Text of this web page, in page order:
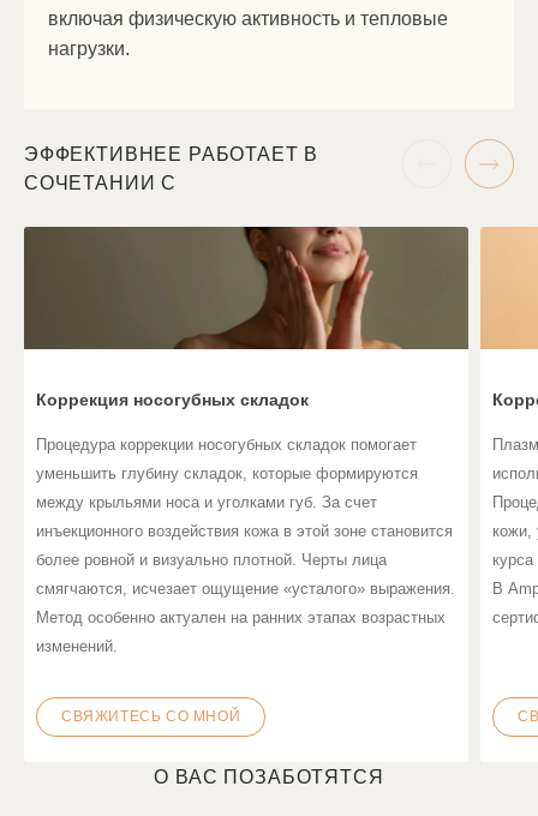
включая физическую активность и тепловые
нагрузки.
О ВАС ПОЗАБОТЯТСЯ
ЭФФЕКТИВНЕЕ РАБОТАЕТ В
СОЧЕТАНИИ С
Коррекция носогубных складок
Процедура коррекции носогубных складок помогает
уменьшить глубину складок, которые формируются
между крыльями носа и уголками губ. За счет
инъекционного воздействия кожа в этой зоне становится
более ровной и визуально плотной. Черты лица
смягчаются, исчезает ощущение «усталого» выражения.
Метод особенно актуален на ранних этапах возрастных
изменений.
СВЯЖИТЕСЬ СО МНОЙ
кожи,
В